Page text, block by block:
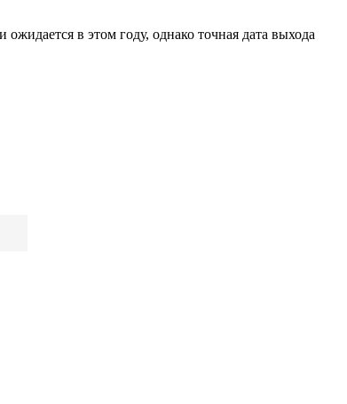
в этом году, однако точная дата выхода